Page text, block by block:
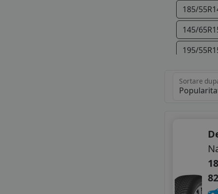
185/
145/
195/
195/
215/
205/
225/
Sortare